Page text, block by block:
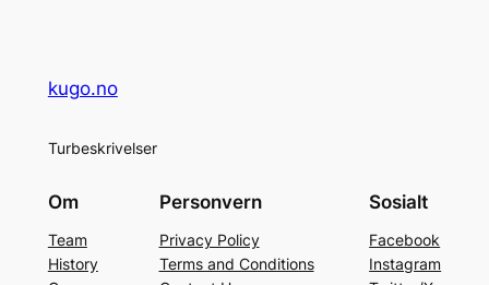
kugo.no
Turbeskrivelser
Om
Team
History
Personvern
Privacy Policy
Terms and Conditions
Sosialt
Facebook
Instagram